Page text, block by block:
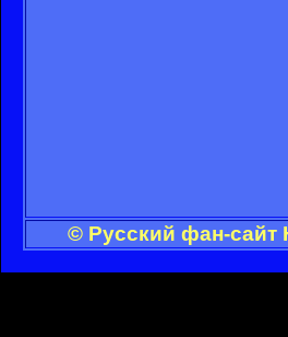
© Русский фан-сайт